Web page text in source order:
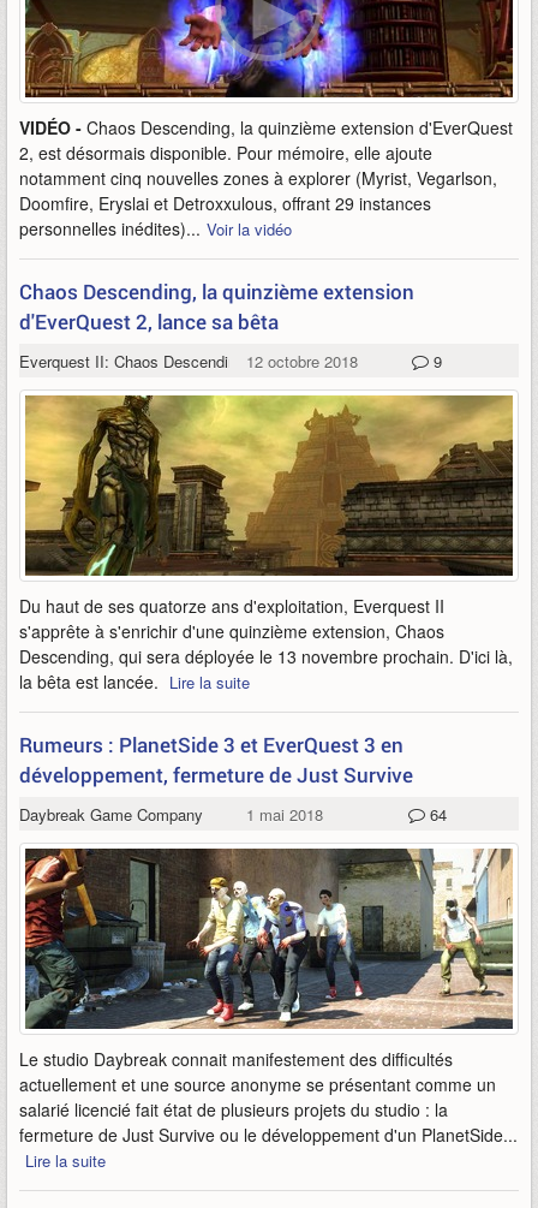
VIDÉO - Chaos Descending, la quinzième extension d'EverQuest
2, est désormais disponible. Pour mémoire, elle ajoute
notamment cinq nouvelles zones à explorer (Myrist, Vegarlson,
Doomfire, Eryslai et Detroxxulous, offrant 29 instances
personnelles inédites)... Voir la vidéo
Chaos Descending, la quinzième extension
d'EverQuest 2, lance sa bêta
Everquest II: Chaos Descending 12 octobre 2018 9
Du haut de ses quatorze ans d'exploitation, Everquest II
s'apprête à s'enrichir d'une quinzième extension, Chaos
Descending, qui sera déployée le 13 novembre prochain. D'ici là,
la bêta est lancée. Lire la suite
Rumeurs : PlanetSide 3 et EverQuest 3 en
développement, fermeture de Just Survive
Daybreak Game Company 1 mai 2018 64
Le studio Daybreak connait manifestement des difficultés
actuellement et une source anonyme se présentant comme un
salarié licencié fait état de plusieurs projets du studio : la
fermeture de Just Survive ou le développement d'un PlanetSide...
Lire la suite